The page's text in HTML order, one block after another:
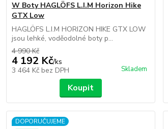
W Boty HAGLÖFS L.I.M Horizon Hike
GTX Low
HAGLÖFS L.I.M HORIZON HIKE GTX LOW
jsou lehké, voděodolné boty p...
4 990 Kč
4 192 Kč/ks
3 464 Kč bez DPH Skladem
Koupit
DOPORUČUJEME